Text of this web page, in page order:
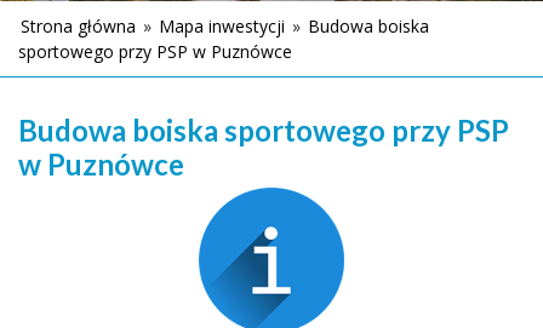
Strona główna » Mapa inwestycji » Budowa boiska
sportowego przy PSP w Puznówce
Budowa boiska sportowego przy PSP
w Puznówce